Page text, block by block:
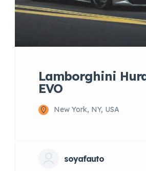
Lamborghini
EVO
New York, NY, USA
soyafauto